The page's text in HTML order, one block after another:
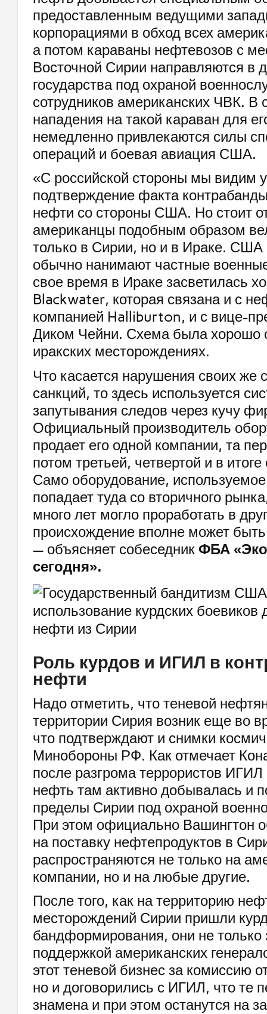
предоставленным ведущими
корпорациями в обход всех
а потом караваны нефтевозов с
Восточной Сирии направляются в
государства под охраной
сотрудников американских ЧВК. В
нападения на такой караван для
немедленно привлекаются силы
операций и боевая авиация США.
«С российской стороны мы видим
подтверждение факта
нефти со стороны США. Но стоит
американцы подобным образом
только в Сирии, но и в Ираке. США
обычно нанимают частные
свое время в Ираке засветилась
Blackwater, которая связана и с
компанией Halliburton, и с вице-
Диком Чейни. Схема была хорошо
иракских месторождениях.
Что касается нарушения своих же
санкций, то здесь используется
запутывания следов через кучу
Официальный производитель
продает его одной компании, та
потом третьей, четвертой и в
Само оборудование,
попадает туда со вторичного
много лет могло проработать в
происхождение вполне может
— объясняет собеседник ФБА
сегодня».
Роль курдов и ИГИЛ в
нефти
Надо отметить, что теневой
территории Сирия возник еще во
что подтверждают и снимки
Минобороны РФ. Как отмечает
после разгрома террористов
нефть там активно добывалась и
пределы Сирии под охраной
При этом официально Вашингтон
на поставку нефтепродуктов в
распространяются не только на
компании, но и на любые другие.
После того, как на территорию
месторождений Сирии пришли
бандформирования, они не только
поддержкой американских
этот теневой бизнес за комиссию
но и договорились с ИГИЛ, что те
знамена и при этом останутся на